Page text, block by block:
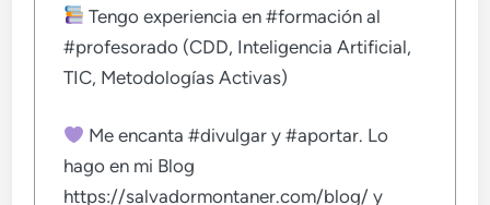
Tengo experiencia en #formación al
#profesorado (CDD, Inteligencia Artificial,
TIC, Metodologías Activas)
Me encanta #divulgar y #aportar. Lo
hago en mi Blog
https://salvadormontaner.com/blog/ y